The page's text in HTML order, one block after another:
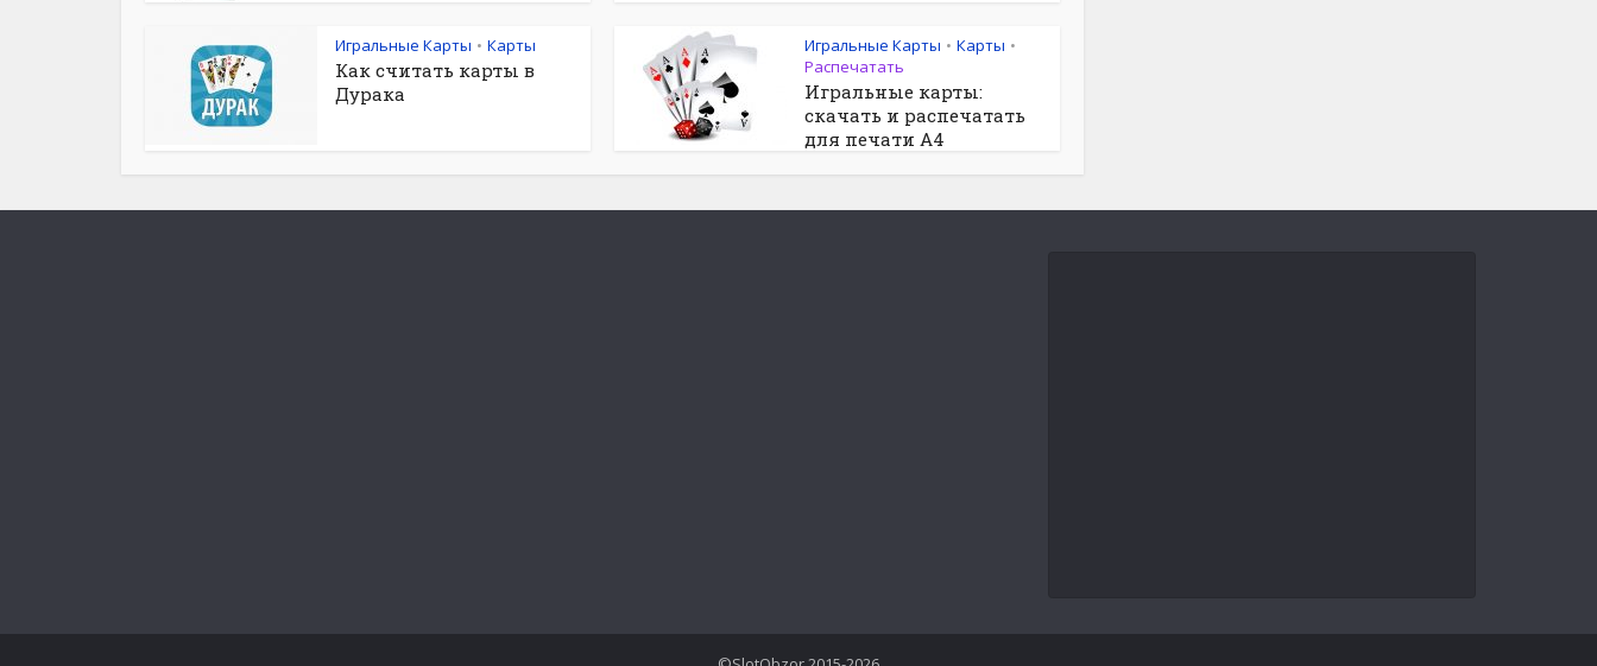
Игральные Карты • Карты
Как считать карты в
Дурака
Игральные Карты • Карты •
Распечатать
Игральные карты:
скачать и распечатать
для печати A4